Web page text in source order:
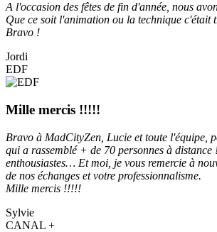
A l'occasion des fêtes de fin d'année, nous
Que ce soit l'animation ou la technique c'était
Bravo !
Jordi
EDF
Mille mercis !!!!!
Bravo à MadCityZen, Lucie et toute l'équipe,
qui a rassemblé + de 70 personnes à distance
enthousiastes… Et moi, je vous remercie à
de nos échanges et votre professionnalisme.
Mille mercis !!!!!
Sylvie
CANAL +